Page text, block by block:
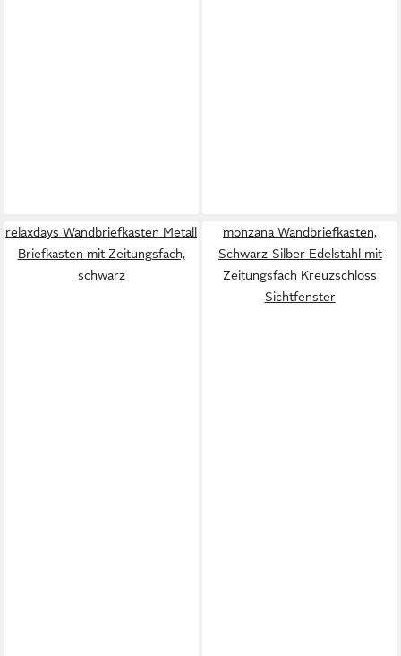
relaxdays Wandbriefkasten Metall
Briefkasten mit Zeitungsfach,
schwarz
monzana Wandbriefkasten,
Schwarz-Silber Edelstahl mit
Zeitungsfach Kreuzschloss
Sichtfenster